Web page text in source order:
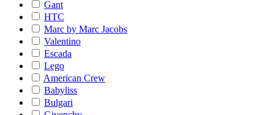
Gant
HTC
Marc by Marc Jacobs
Valentino
Escada
Lego
American Crew
Babyliss
Bulgari